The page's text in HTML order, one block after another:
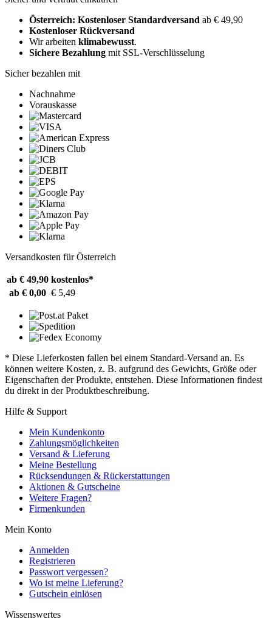
Österreich: Kostenloser Standardversand ab € 49,90
Kostenloser Rückversand
Wir arbeiten klimabewusst.
Sichere Bezahlung mit SSL-Verschlüsselung
Sicher bezahlen mit
Nachnahme
Vorauskasse
Versandkosten für Österreich
ab € 49,90 kostenlos*
ab € 0,00 € 5,49
* Diese Lieferkosten fallen bei einem Standard-Versand an. Es
können weitere Kosten, z. B. aufgrund des Gewichts, Größe oder
Eigenschaften der Produkte, entstehen. Diese Informationen findest
du direkt in der Produktbeschreibung.
Hilfe & Support
Mein Kundenkonto
Zahlungsmöglichkeiten
Versand & Lieferung
Meine Bestellung
Rücksendungen & Rückerstattungen
Aktionen & Gutscheine
Weitere Fragen?
Firmenkunden
Mein Konto
Anmelden
Registrieren
Passwort vergessen?
Wo ist meine Lieferung?
Gutschein einlösen
Wissenswertes